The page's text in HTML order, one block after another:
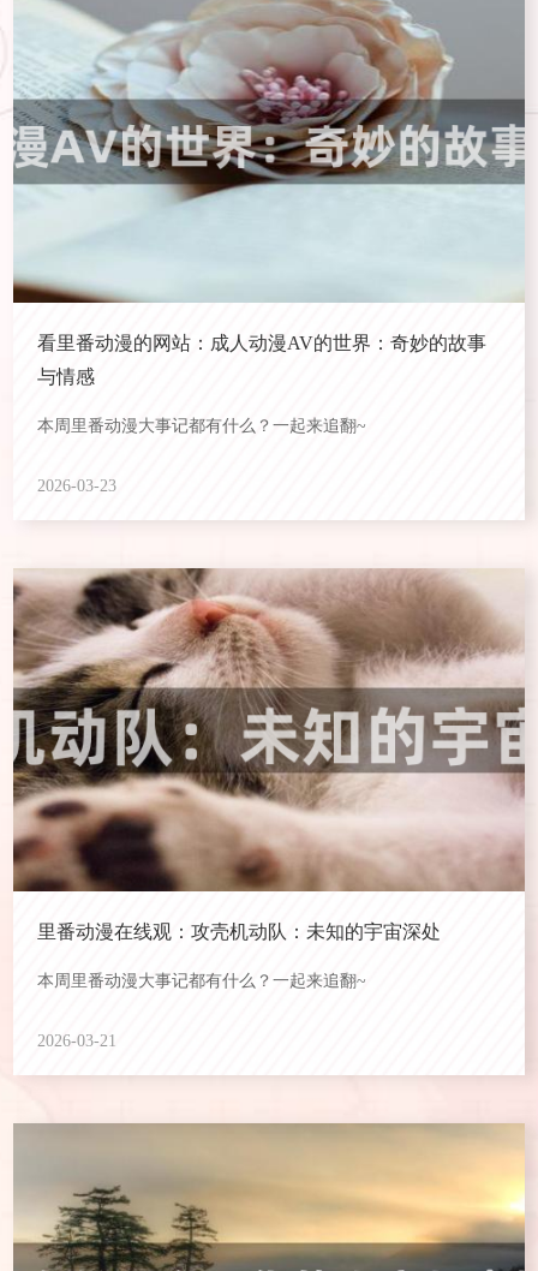
看里番动漫的网站：成人动漫AV的世界：奇妙的故事
与情感
本周里番动漫大事记都有什么？一起来追翻~
2026-03-23
里番动漫在线观：攻壳机动队：未知的宇宙深处
本周里番动漫大事记都有什么？一起来追翻~
2026-03-21